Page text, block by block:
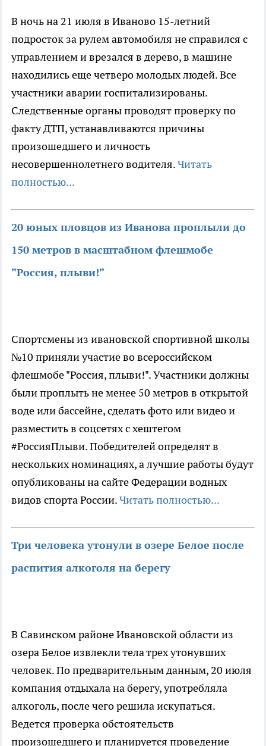
В ночь на 21 июля в Иваново 15-летний
подросток за рулем автомобиля не справился с
управлением и врезался в дерево, в машине
находились еще четверо молодых людей. Все
участники аварии госпитализированы.
Следственные органы проводят проверку по
факту ДТП, устанавливаются причины
произошедшего и личность
несовершеннолетнего водителя.Читать
полностью...
20 юных пловцов из Иванова проплыли до
150 метров в масштабном флешмобе
"Россия, плыви!"
Спортсмены из ивановской спортивной школы
№10 приняли участие во всероссийском
флешмобе "Россия, плыви!". Участники должны
были проплыть не менее 50 метров в открытой
воде или бассейне, сделать фото или видео и
разместить в соцсетях с хештегом
#РоссияПлыви. Победителей определят в
нескольких номинациях, а лучшие работы будут
опубликованы на сайте Федерации водных
видов спорта России.Читать полностью...
Три человека утонули в озере Белое после
распития алкоголя на берегу
В Савинском районе Ивановской области из
озера Белое извлекли тела трех утонувших
человек. По предварительным данным, 20 июля
компания отдыхала на берегу, употребляла
алкоголь, после чего решила искупаться.
Ведется проверка обстоятельств
произошедшего и планируется проведение